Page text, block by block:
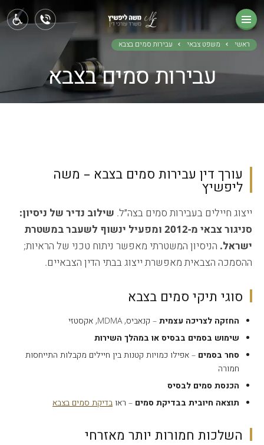
ראשי משפט צבאי עבירות סמים בצבא
עבירות סמים בצבא
עורך דין עבירות סמים בצבא – משה
ליפשיץ
ייצוג חיילים בעבירות סמים בצה״ל. שילוב נדיר של ניסיון:
סניגור צבאי מ-2012 ומפעיל ינשוף לשעבר במשטרת
ישראל. הניסיון המשטרתי מאפשר ניתוח טכני של הראיות;
ההסמכה הצבאית מאפשרת ייצוג בבתי הדין הצבאיים.
סוגי תיקי סמים בצבא
החזקה לצריכה עצמית – קנאביס, MDMA, אקסטזי
שימוש בסמים בבסיס או במהלך השירות
סחר בסמים – אפילו כמויות קטנות בין חיילים מקבלות התייחסות
חמורה
הכנסת סמים לבסיס
תוצאה חיובית בבדיקת סמים – ראו בדיקת סמים בצבא
השלכות חמורות יותר מאזרחי
ראשי
תחומי עיסוק
אודותינו
בלוג